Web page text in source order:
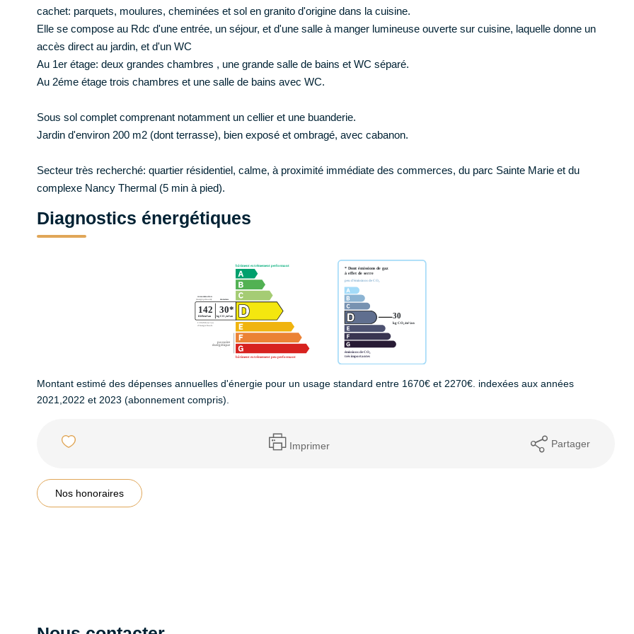
cachet: parquets, moulures, cheminées et sol en granito d'origine dans la cuisine.
Elle se compose au Rdc d'une entrée, un séjour, et d'une salle à manger lumineuse ouverte sur cuisine, laquelle donne un
accès direct au jardin, et d'un WC
Au 1er étage: deux grandes chambres , une grande salle de bains et WC séparé.
Au 2éme étage trois chambres et une salle de bains avec WC.
Sous sol complet comprenant notamment un cellier et une buanderie.
Jardin d'environ 200 m2 (dont terrasse), bien exposé et ombragé, avec cabanon.
Secteur très recherché: quartier résidentiel, calme, à proximité immédiate des commerces, du parc Sainte Marie et du
complexe Nancy Thermal (5 min à pied).
Diagnostics énergétiques
Montant estimé des dépenses annuelles d'énergie pour un usage standard entre 1670€ et 2270€. indexées aux années
2021,2022 et 2023 (abonnement compris).
Imprimer Partager
Nos honoraires